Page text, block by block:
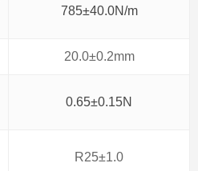
785±40.0N/m
20.0±0.2mm
0.65±0.15N
R25±1.0